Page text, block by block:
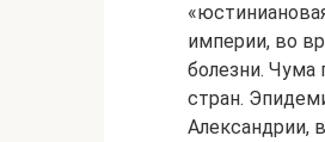
империи, во
болезни. Чума
стран.
Александрии,